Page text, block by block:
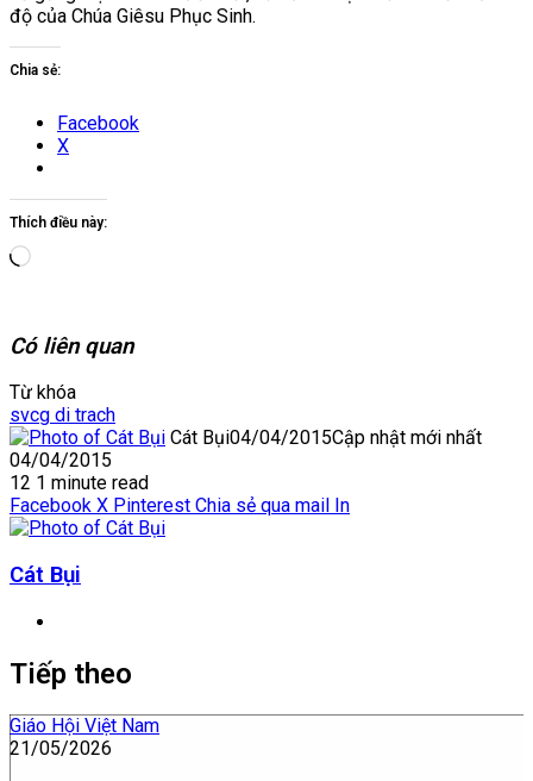
độ của Chúa Giêsu Phục Sinh.
Chia sẻ:
Facebook
X
Thích điều này:
Đang
Có liên quan
Từ khóa
svcg di trach
Cát Bụi04/04/2015Cập nhật mới nhất
04/04/2015
12 1 minute read
Facebook X Pinterest Chia sẻ qua mail In
Cát Bụi
Tiếp theo
Giáo Hội Việt Nam
21/05/2026